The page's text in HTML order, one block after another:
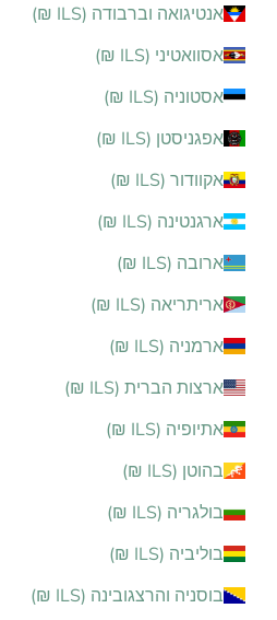
אנטיגואה וברבודה (ILS ₪)
אסוואטיני (ILS ₪)
אסטוניה (ILS ₪)
אפגניסטן (ILS ₪)
אקוודור (ILS ₪)
ארגנטינה (ILS ₪)
ארובה (ILS ₪)
אריתריאה (ILS ₪)
ארמניה (ILS ₪)
ארצות הברית (ILS ₪)
אתיופיה (ILS ₪)
בהוטן (ILS ₪)
בולגריה (ILS ₪)
בוליביה (ILS ₪)
בוסניה והרצגובינה (ILS ₪)